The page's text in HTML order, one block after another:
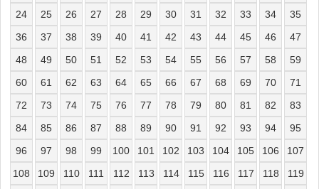
24
25 26 27 28 29 30 31 32 33 34
35
36
37 38 39 40 41 42 43 44 45 46
47
48
49 50 51 52 53 54 55 56 57 58
59
60
61 62 63 64 65 66 67 68 69 70
71
72
73 74 75 76 77 78 79 80 81 82
83
84
85 86 87 88 89 90 91 92 93 94
95
96
97 98 99 100 101 102 103 104 105 106
107
108
109 110 111 112 113 114 115 116 117 118
119